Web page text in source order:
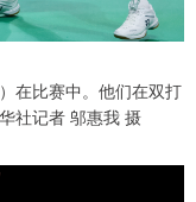
在比赛中。他们在双打
社记者 邬惠我 摄